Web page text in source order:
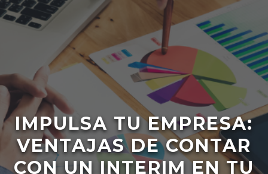
IMPULSA TU EMPRESA:
VENTAJAS DE CONTAR
CON UN INTERIM EN TU